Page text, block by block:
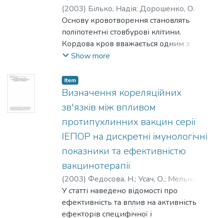
спектроскопічного визначення
мікрокількостей паладію (II).
(2003) Білько, Надія; Дорошенко, О.
Основу кровотворення становлять
поліпотентні стовбурові клітини.
Кордова кров вважається од­ним з
перспективних джерел стовбурових
наукові розробки свід­чать про
ідентичність проліферативного
потенціалу і здатність до експансії
кровотворних територій
кісткового мозку і кордової крові, інші
— про більші потенції клітин-
попередників з кордової крові. Ре­
зультати наукових досліджень,
проведених нами у довготривалій
культурі in vivo, показали більшу
колонієформуючу активність кордової
крові у порівнянні з кістковим мозком,
Show more
Item
Визначення кореляційних
зв'язків між впливом
протипухлинних вакцин серії
ІЕПОР на дискретні імунологічні
показники та ефективністю
вакцинотерапії
(2003) Федосова, Н.; Усач, О.; Мельник,
Т.;Перепнихатка, П.;Євстратьєва, Л.
Савцова, З.
У статті наведено відомості про
ефективність та вплив на активність
ефекторів специфічної і